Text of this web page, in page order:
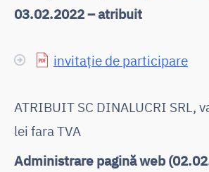
03.02.2022 – atribuit
invitație de participare
ATRIBUIT SC DINALUCRI SRL,
lei fara TVA
Administrare pagină web